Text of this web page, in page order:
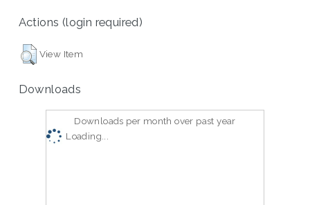
Actions (login required)
View Item
Downloads
Downloads per month over past year
Loading...